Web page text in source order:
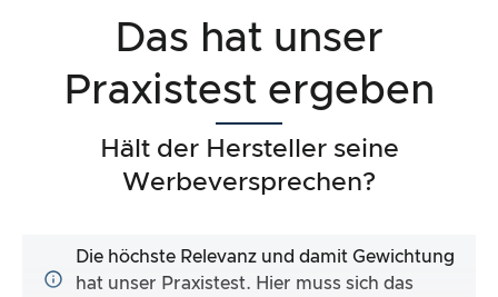
Das hat unser
Praxistest ergeben
Hält der Hersteller seine
Werbeversprechen?
Die höchste Relevanz und damit Gewichtung
hat unser Praxistest. Hier muss sich das